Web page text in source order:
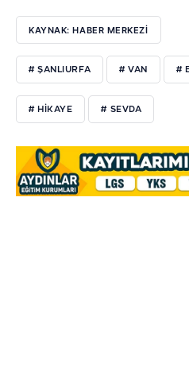
KAYNAK: HABER MERKEZİ
# ŞANLIURFA # VAN #
# HİKAYE # SEVDA